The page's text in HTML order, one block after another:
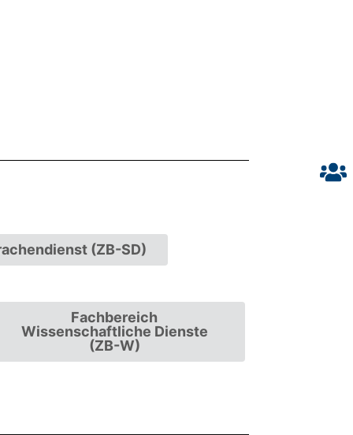
(ZB-SD)
Fachbereich
Wissenschaftliche Dienste
(ZB-W)